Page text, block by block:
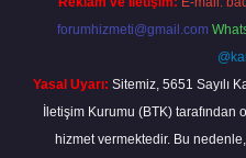
forumhizmeti@gmail.com
Yasal Uyarı: Sitemiz, 5651 Sayılı
İletişim Kurumu (BTK) tarafından
hizmet vermektedir. Bu